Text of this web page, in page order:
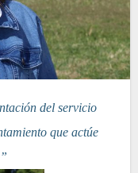
del servicio
que actúe